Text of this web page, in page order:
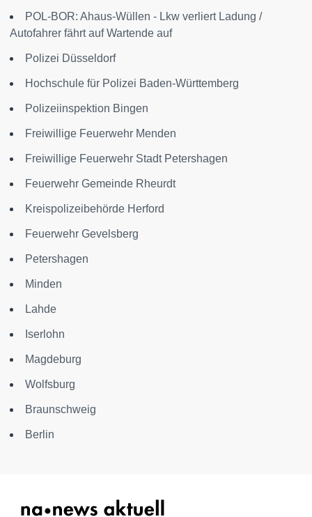
POL-BOR: Ahaus-Wüllen - Lkw verliert Ladung /
Autofahrer fährt auf Wartende auf
Polizei Düsseldorf
Hochschule für Polizei Baden-Württemberg
Polizeiinspektion Bingen
Freiwillige Feuerwehr Menden
Freiwillige Feuerwehr Stadt Petershagen
Feuerwehr Gemeinde Rheurdt
Kreispolizeibehörde Herford
Feuerwehr Gevelsberg
Petershagen
Minden
Lahde
Iserlohn
Magdeburg
Wolfsburg
Braunschweig
Berlin